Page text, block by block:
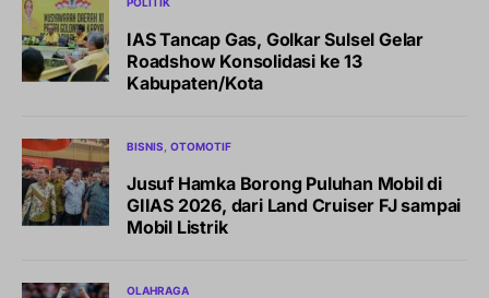
IAS Tancap Gas, Golkar Sulsel Gelar
Roadshow Konsolidasi ke 13
Kabupaten/Kota
BISNIS OTOMOTIF
Jusuf Hamka Borong Puluhan Mobil di
GIIAS 2026, dari Land Cruiser FJ sampai
Mobil Listrik
OLAHRAGA